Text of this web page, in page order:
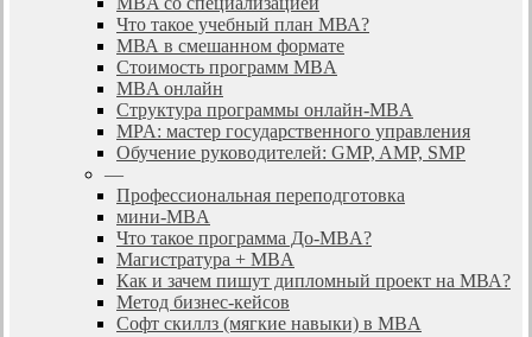
Что такое учебный план МВА?
МВА в смешанном формате
Стоимость программ MBA
MBA онлайн
Cтруктура программы онлайн-MBA
MPA: мастер государственного управления
Обучение руководителей: GMP, AMP, SMP
—
Профессиональная переподготовка
мини-MBA
Что такое программа До-MBA?
Магистратура + MBA
Как и зачем пишут дипломный проект на МВА?
Метод бизнес-кейсов
Софт скиллз (мягкие навыки) в MBA